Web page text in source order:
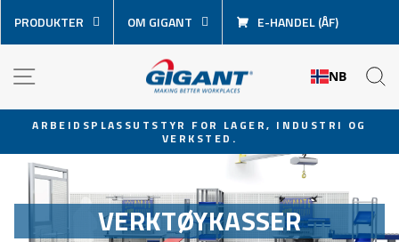
over
innhold
PRODUKTER OM GIGANT E-HANDEL (ÅF)
NB
Sett
lysbildevisningen
på
pause
ARBEIDSPLASSUTSTYR FOR LAGER, INDUSTRI OG
VERKSTED.
VERKTØYKASSER